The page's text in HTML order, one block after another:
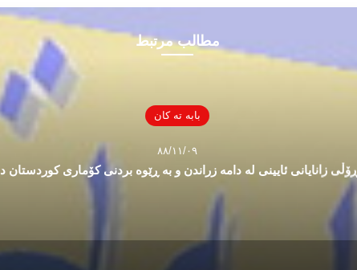
مطالب مرتبط
بابه ته كان
۸۸/۱۱/۰۹
ڕۆڵی زانایانی ئایینی له دامه زراندن و به ڕێوه بردنی کۆماری کوردستان دا